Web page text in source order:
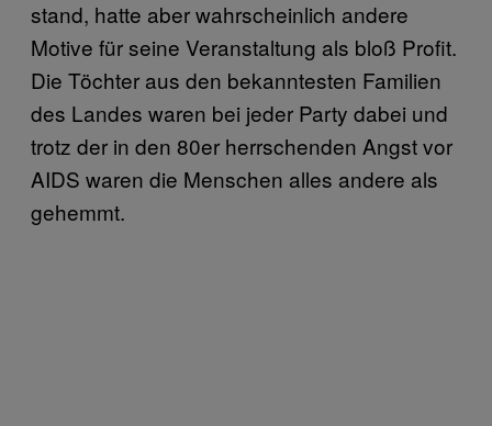
stand, hatte aber wahrscheinlich andere
Motive für seine Veranstaltung als bloß Profit.
Die Töchter aus den bekanntesten Familien
des Landes waren bei jeder Party dabei und
trotz der in den 80er herrschenden Angst vor
AIDS waren die Menschen alles andere als
gehemmt.